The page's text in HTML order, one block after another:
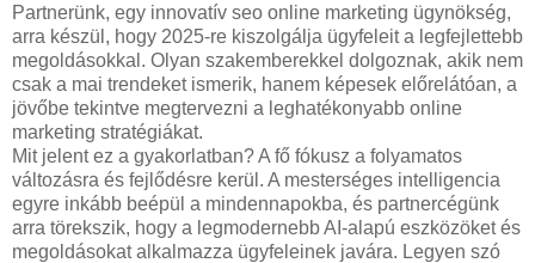
Partnerünk, egy innovatív seo online marketing ügynökség,
arra készül, hogy 2025-re kiszolgálja ügyfeleit a legfejlettebb
megoldásokkal. Olyan szakemberekkel dolgoznak, akik nem
csak a mai trendeket ismerik, hanem képesek előrelátóan, a
jövőbe tekintve megtervezni a leghatékonyabb online
marketing stratégiákat.
Mit jelent ez a gyakorlatban? A fő fókusz a folyamatos
változásra és fejlődésre kerül. A mesterséges intelligencia
egyre inkább beépül a mindennapokba, és partnercégünk
arra törekszik, hogy a legmodernebb AI-alapú eszközöket és
megoldásokat alkalmazza ügyfeleinek javára. Legyen szó